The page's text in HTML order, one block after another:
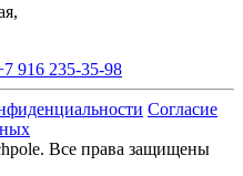
916 235-35-98
Согласие
Все права защищены